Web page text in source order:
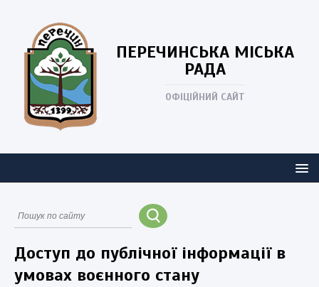
ПЕРЕЧИНСЬКА МІСЬКА
РАДА
ОФІЦІЙНИЙ САЙТ
Доступ до публічної інформації в
умовах воєнного стану